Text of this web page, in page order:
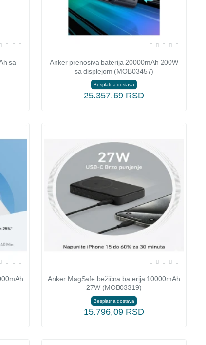
sa
Anker prenosiva baterija 20000mAh 200W
sa displejom (MOB03457)
Besplatna dostava
25.357,69 RSD
Anker MagSafe bežična baterija 10000mAh
27W (MOB03319)
Besplatna dostava
15.796,09 RSD